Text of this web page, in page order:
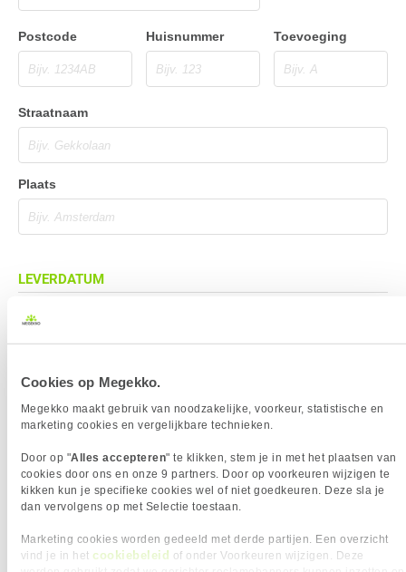
Cookies op Megekko.
Megekko maakt gebruik van noodzakelijke, voorkeur, statistische en
marketing cookies en vergelijkbare technieken.
Door op "Alles accepteren" te klikken, stem je in met het plaatsen van
cookies door ons en onze 9 partners. Door op voorkeuren wijzigen te
kikken kun je specifieke cookies wel of niet goedkeuren. Deze sla je
dan vervolgens op met Selectie toestaan.
Marketing cookies worden gedeeld met derde partijen. Een overzicht
vind je in het cookiebeleid of onder Voorkeuren wijzigen. Deze
Postcode Huisnummer Toevoeging
Straatnaam
Plaats
LEVERDATUM
BEZORGADRES
Bezorgadres is gelijk aan factuuradres
Afhalen op PostNL afhaalpunt
Afhalen in Megekko Shop te Breda